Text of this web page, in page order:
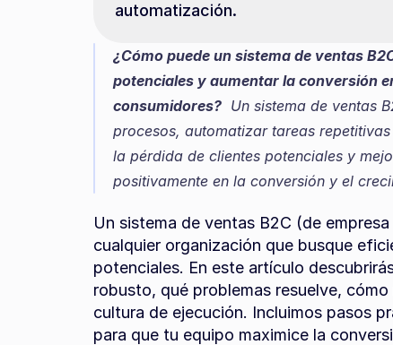
automatización.
¿Cómo puede un sistema de ventas
potenciales y aumentar la conversión
consumidores?
Un sistema de ventas
procesos, automatizar tareas
la pérdida de clientes potenciales y
positivamente en la conversión y el
Un sistema de ventas B2C (de
cualquier organización que busque
potenciales. En este artículo
robusto, qué problemas resuelve,
cultura de ejecución. Incluimos pasos
para que tu equipo maximice la